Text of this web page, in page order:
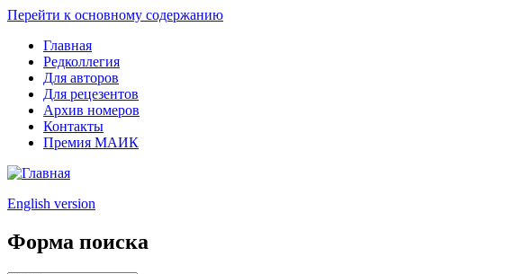
Перейти к основному содержанию
Главная
Редколлегия
Для авторов
Для рецезентов
Архив номеров
Контакты
Премия МАИК
English version
Форма поиска